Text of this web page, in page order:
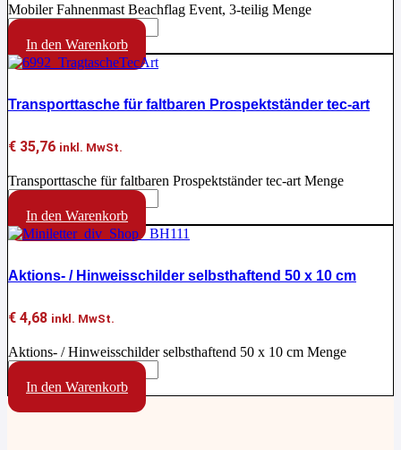
Mobiler Fahnenmast Beachflag Event, 3-teilig Menge
In den Warenkorb
Transporttasche für faltbaren Prospektständer tec-art
€ 35,76 inkl. MwSt.
Transporttasche für faltbaren Prospektständer tec-art Menge
In den Warenkorb
Aktions- / Hinweisschilder selbsthaftend 50 x 10 cm
€ 4,68 inkl. MwSt.
Aktions- / Hinweisschilder selbsthaftend 50 x 10 cm Menge
In den Warenkorb